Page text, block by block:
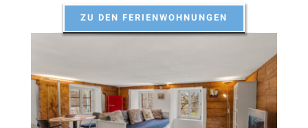
ZU DEN FERIENWOHNUNGEN